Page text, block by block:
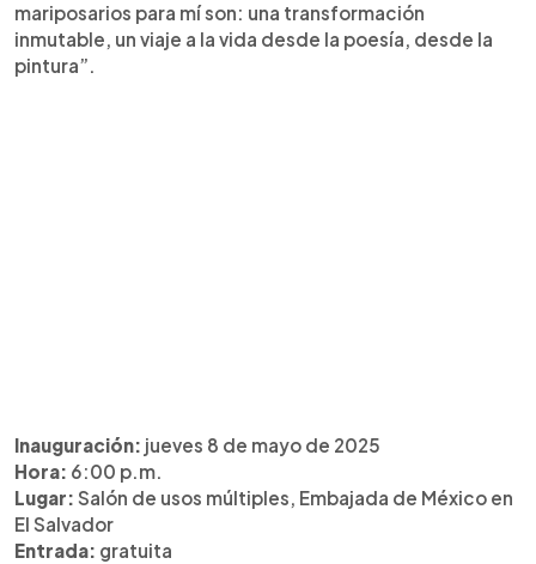
mariposarios para mí son: una transformación
inmutable, un viaje a la vida desde la poesía, desde la
pintura”.
Inauguración: jueves 8 de mayo de 2025
Hora: 6:00 p.m.
Lugar: Salón de usos múltiples, Embajada de México en
El Salvador
Entrada: gratuita